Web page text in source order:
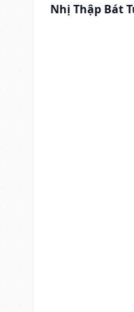
Nhị Thập Bát